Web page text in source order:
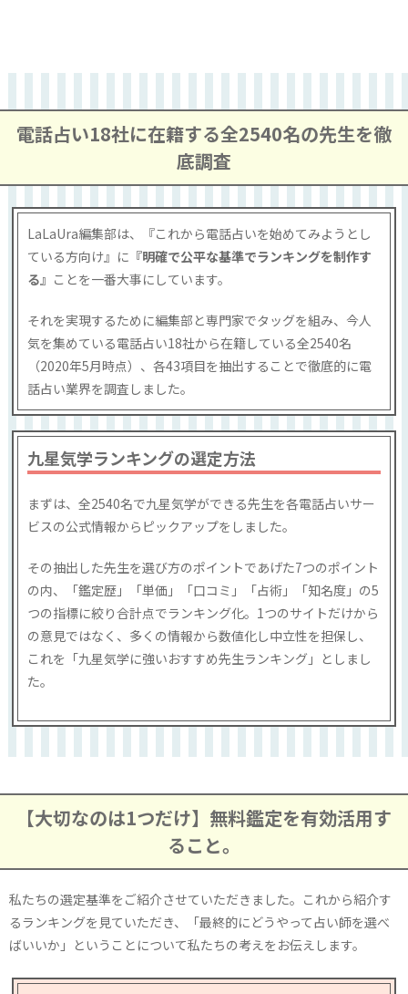
電話占い18社に在籍する全2540名の先生を徹
底調査
LaLaUra編集部は、『これから電話占いを始めてみようとし
ている方向け』に 『明確で公平な基準でランキングを制作す
る』 ことを一番大事にしています。
それを実現するために編集部と専門家でタッグを組み、今人
気を集めている電話占い18社から在籍している全2540名
（2020年5月時点）、各43項目を抽出することで徹底的に電
話占い業界を調査しました。
九星気学ランキングの選定方法
まずは、全2540名で九星気学ができる先生を各電話占いサー
ビスの公式情報からピックアップをしました。
その抽出した先生を選び方のポイントであげた7つのポイント
の内、「鑑定歴」「単価」「口コミ」「占術」「知名度」の5
つの指標に絞り合計点でランキング化。1つのサイトだけから
の意見ではなく、多くの情報から数値化し中立性を担保し、
これを「九星気学に強いおすすめ先生ランキング」としまし
た。
【大切なのは1つだけ】無料鑑定を有効活用す
ること。
私たちの選定基準をご紹介させていただきました。これから紹介す
るランキングを見ていただき、「最終的にどうやって占い師を選べ
ばいいか」ということについて私たちの考えをお伝えします。